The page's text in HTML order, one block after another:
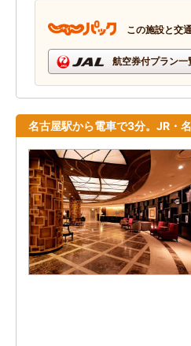
この施設と交
航空券付プラン一
名古屋駅から電車で3分。JR・